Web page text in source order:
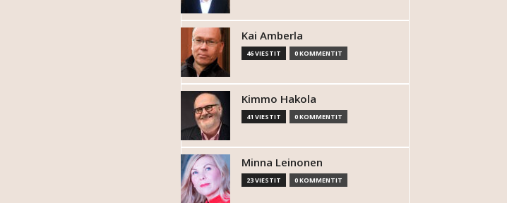
Kai Amberla
46 VIESTIT 0 KOMMENTIT
Kimmo Hakola
41 VIESTIT 0 KOMMENTIT
Minna Leinonen
23 VIESTIT 0 KOMMENTIT